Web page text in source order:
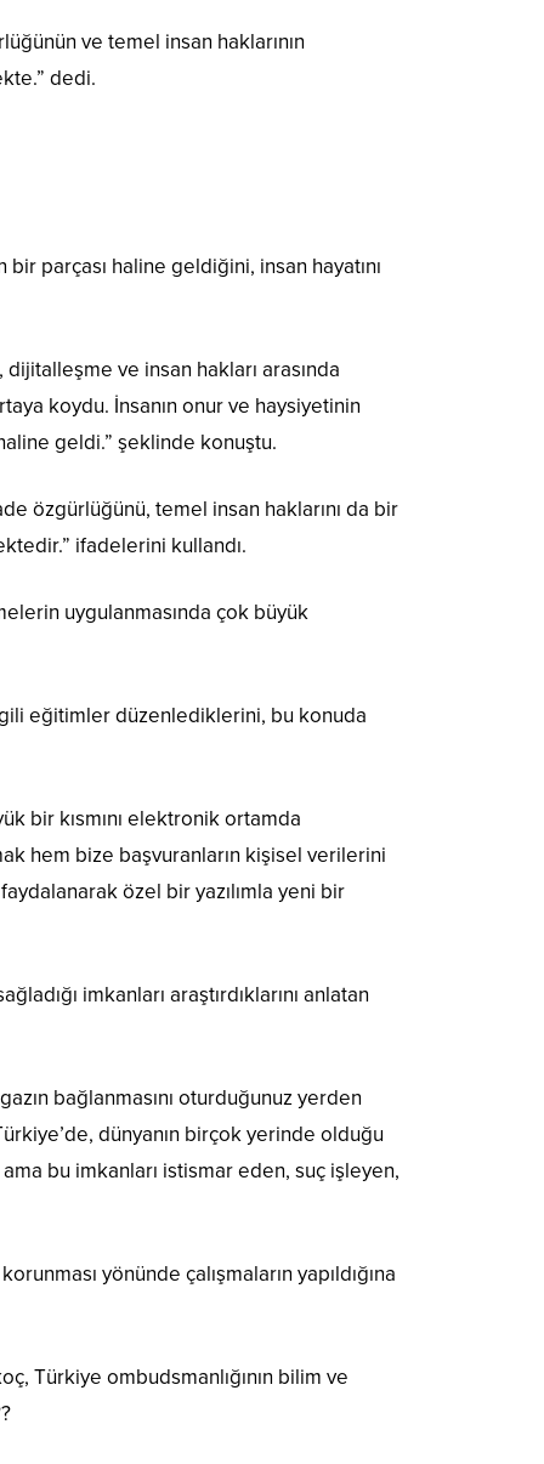
ve temel insan haklarının
dedi.
parçası haline geldiğini, insan hayatını
ve insan hakları arasında
koydu. İnsanın onur ve haysiyetinin
geldi.” şeklinde konuştu.
özgürlüğünü, temel insan haklarını da bir
ifadelerini kullandı.
uygulanmasında çok büyük
eğitimler düzenlediklerini, bu konuda
bir kısmını elektronik ortamda
hem bize başvuranların kişisel verilerini
özel bir yazılımla yeni bir
imkanları araştırdıklarını anlatan
bağlanmasını oturduğunuz yerden
dünyanın birçok yerinde olduğu
bu imkanları istismar eden, suç işleyen,
yönünde çalışmaların yapıldığına
Türkiye ombudsmanlığının bilim ve